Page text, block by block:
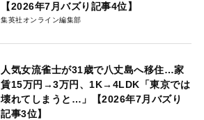
【2026年7月バズり記事4位】
集英社オンライン編集部
人気女流雀士が31歳で八丈島へ移住…家
賃15万円→3万円、1K→4LDK「東京では
壊れてしまうと…」【2026年7月バズり
記事3位】